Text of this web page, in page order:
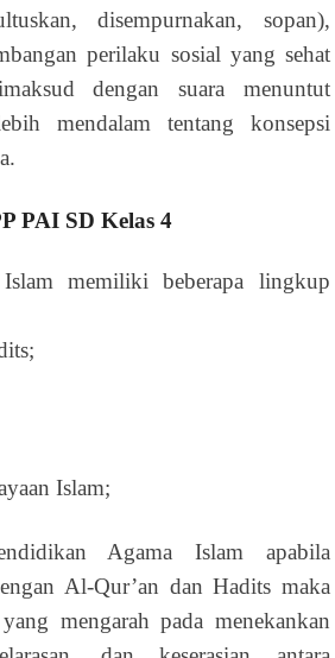
disempurnakan, sopan),
perilaku sosial yang sehat
dengan suara menuntut
mendalam tentang konsepsi
PAI SD Kelas 4
memiliki beberapa lingkup
Islam;
Agama Islam apabila
Al-Qur’an dan Hadits maka
mengarah pada menekankan